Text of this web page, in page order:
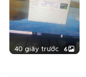
40 giây trước 6